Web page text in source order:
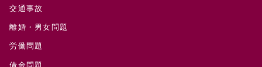
交通事故
離婚・男女問題
労働問題
借金問題